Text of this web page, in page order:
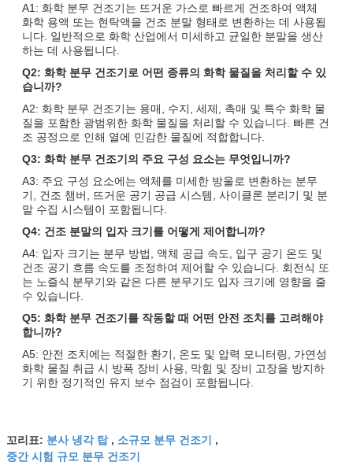
A1: 화학 분무 건조기는 뜨거운 가스로 빠르게 건조하여 액체
화학 용액 또는 현탁액을 건조 분말 형태로 변환하는 데 사용됩
니다. 일반적으로 화학 산업에서 미세하고 균일한 분말을 생산
하는 데 사용됩니다.
Q2: 화학 분무 건조기로 어떤 종류의 화학 물질을 처리할 수 있
습니까?
A2: 화학 분무 건조기는 용매, 수지, 세제, 촉매 및 특수 화학 물
질을 포함한 광범위한 화학 물질을 처리할 수 있습니다. 빠른 건
조 공정으로 인해 열에 민감한 물질에 적합합니다.
Q3: 화학 분무 건조기의 주요 구성 요소는 무엇입니까?
A3: 주요 구성 요소에는 액체를 미세한 방울로 변환하는 분무
기, 건조 챔버, 뜨거운 공기 공급 시스템, 사이클론 분리기 및 분
말 수집 시스템이 포함됩니다.
Q4: 건조 분말의 입자 크기를 어떻게 제어합니까?
A4: 입자 크기는 분무 방법, 액체 공급 속도, 입구 공기 온도 및
건조 공기 흐름 속도를 조정하여 제어할 수 있습니다. 회전식 또
는 노즐식 분무기와 같은 다른 분무기도 입자 크기에 영향을 줄
수 있습니다.
Q5: 화학 분무 건조기를 작동할 때 어떤 안전 조치를 고려해야
합니까?
A5: 안전 조치에는 적절한 환기, 온도 및 압력 모니터링, 가연성
화학 물질 취급 시 방폭 장비 사용, 막힘 및 장비 고장을 방지하
기 위한 정기적인 유지 보수 점검이 포함됩니다.
꼬리표: 분사 냉각 탑, 소규모 분무 건조기 ,
중간 시험 규모 분무 건조기